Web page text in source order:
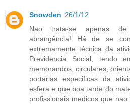
Snowden 26/1/12
Nao trata-se apenas
abrangência! Há de se
extremamente técnica da
Previdencia Social, tendo
memorandos, circulares,
portarias especificas da
esfera e que boa tarde do
profissionais medicos que